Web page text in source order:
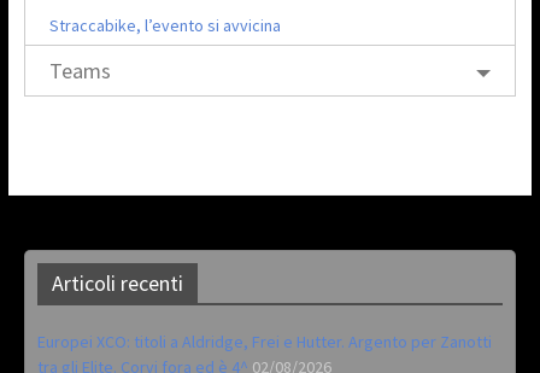
Straccabike, l’evento si avvicina
Teams
Articoli recenti
Europei XCO: titoli a Aldridge, Frei e Hutter. Argento per Zanotti
tra gli Elite. Corvi fora ed è 4^ 02/08/2026